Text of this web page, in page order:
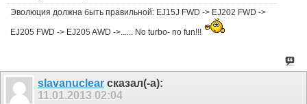
Эволюция должна быть правильной: EJ15J FWD -> EJ202 FWD ->
EJ205 FWD -> EJ205 AWD ->...... No turbo- no fun!!!
slavanuclear сказал(-а):
11.01.2013 02:04